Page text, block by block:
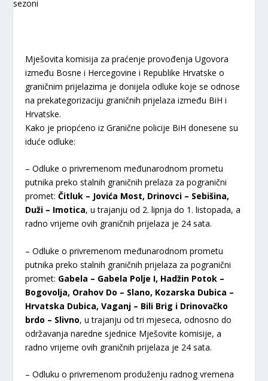
Mješovita komisija za praćenje provođenja Ugovora
između Bosne i Hercegovine i Republike Hrvatske o
graničnim prijelazima je donijela odluke koje se odnose
na prekategorizaciju graničnih prijelaza između BiH i
Hrvatske.
Kako je priopćeno iz Granične policije BiH donesene su
iduće odluke:
– Odluke o privremenom međunarodnom prometu
putnika preko stalnih graničnih prelaza za pogranični
promet:Čitluk – Jovića Most, Drinovci – Sebišina,
Duži – Imotica, u trajanju od 2. lipnja do 1. listopada, a
radno vrijeme ovih graničnih prijelaza je 24 sata.
– Odluke o privremenom međunarodnom prometu
putnika preko stalnih graničnih prijelaza za pogranični
promet: Gabela – Gabela Polje I, Hadžin Potok –
Bogovolja, Orahov Do – Slano, Kozarska Dubica –
Hrvatska Dubica, Vaganj – Bili Brig i Drinovačko
brdo – Slivno, u trajanju od tri mjeseca, odnosno do
održavanja naredne sjednice Mješovite komisije, a
radno vrijeme ovih graničnih prijelaza je 24 sata.
– Odluku o privremenom produženju radnog vremena